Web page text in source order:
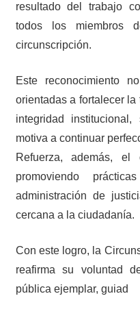
resultado del trabajo
todos los miembros
circunscripción.
Este reconocimiento
orientadas a fortalecer
integridad
motiva a continuar
Refuerza, además, el
promoviendo
administración de
cercana a la ciudadanía.
Con este logro, la
reafirma su voluntad
pública ejemplar, guiad